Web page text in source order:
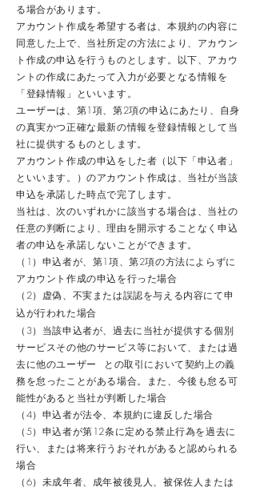
る場合があります。
アカウント作成を希望する者は、本規約の内容に
同意した上で、当社所定の方法により、アカウン
ト作成の申込を行うものとします。以下、アカウ
ントの作成にあたって入力が必要となる情報を
「登録情報」といいます。
ユーザーは、第1項、第2項の申込にあたり、自身
の真実かつ正確な最新の情報を登録情報として当
社に提供するものとします。
アカウント作成の申込をした者（以下「申込者」
といいます。）のアカウント作成は、当社が当該
申込を承諾した時点で完了します。
当社は、次のいずれかに該当する場合は、当社の
任意の判断により、理由を開示することなく申込
者の申込を承諾しないことができます。
（1）申込者が、第1項、第2項の方法によらずに
アカウント作成の申込を行った場合
（2）虚偽、不実または誤認を与える内容にて申
込が行われた場合
（3）当該申込者が、過去に当社が提供する個別
サービスその他のサービス等において、または過
去に他のユーザー との取引において契約上の義
務を怠ったことがある場合。また、今後も怠る可
能性があると当社が判断した場合
（4）申込者が法令、本規約に違反した場合
（5）申込者が第12条に定める禁止行為を過去に
行い、または将来行うおそれがあると認められる
場合
（6）未成年者、成年被後見人、被保佐人または